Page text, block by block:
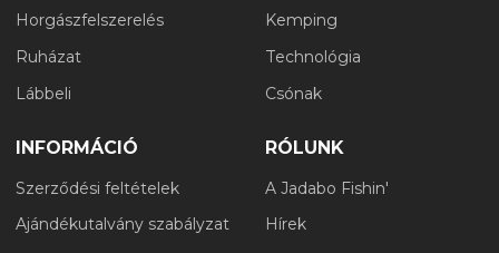
Horgászfelszerelés
Ruházat
Lábbeli
Kemping
Technológia
Csónak
INFORMÁCIÓ
Szerződési feltételek
Ajándékutalvány szabályzat
RÓLUNK
A Jadabo Fishin'
Hírek